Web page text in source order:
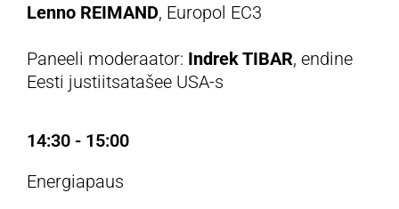
Lenno REIMAND, Europol EC3
Paneeli moderaator: Indrek TIBAR, endine
Eesti justiitsatašee USA-s
14:30 - 15:00
Energiapaus